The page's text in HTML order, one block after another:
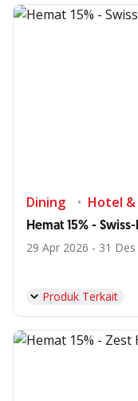
Dining Hotel
Hemat 15% -
29 Apr 2026 - 31
Produk Terkait